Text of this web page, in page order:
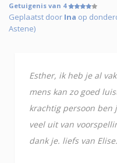
Getuigenis van 4
Geplaatst door Ina op
Astene)
Esther, ik heb je al
mens kan zo goed
krachtig persoon ben
veel uit van
dank je. liefs van